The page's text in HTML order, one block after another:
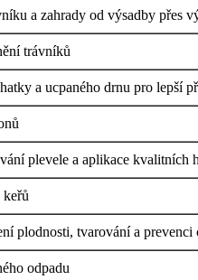
a zahrady od výsadby přes
trávníků
a ucpaného drnu pro lepší
plevele a aplikace kvalitních
keřů
plodnosti, tvarování a
odpadu